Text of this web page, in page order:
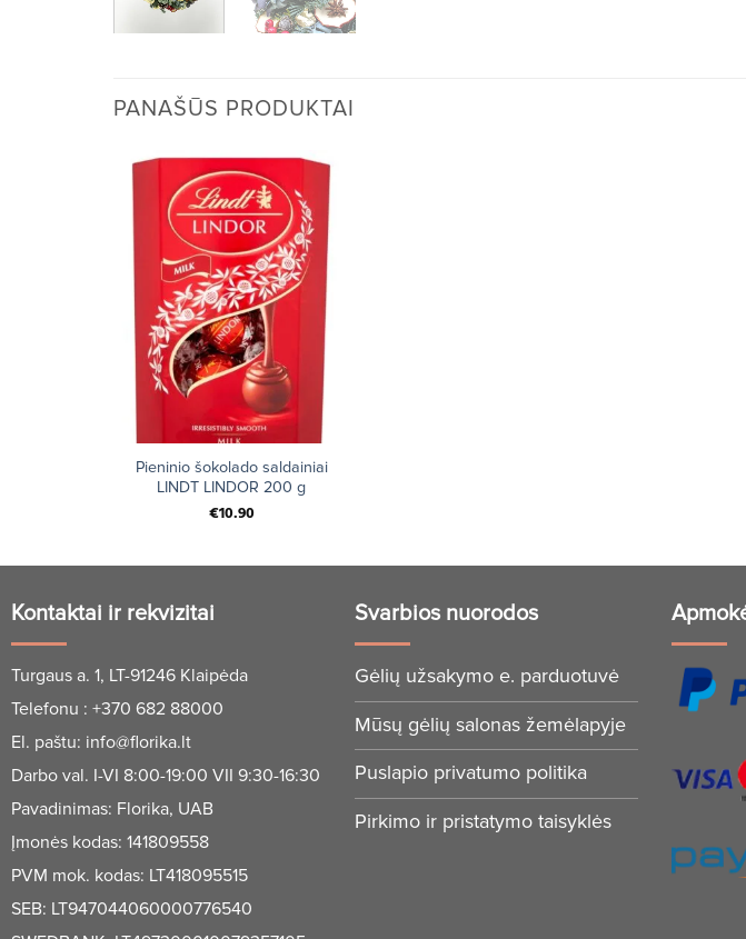
PANAŠŪS PRODUKTAI
+
Pieninio šokolado saldainiai
LINDT LINDOR 200 g
€10.90
Kontaktai ir rekvizitai
Turgaus a. 1, LT-91246 Klaipėda
Telefonu : +370 682 88000
El. paštu: info@florika.lt
Darbo val. I-VI 8:00-19:00 VII 9:30-16:30
Pavadinimas: Florika, UAB
Įmonės kodas: 141809558
PVM mok. kodas: LT418095515
SEB: LT947044060000776540
Svarbios nuorodos
Gėlių užsakymo e. parduotuvė
Mūsų gėlių salonas žemėlapyje
Puslapio privatumo politika
Pirkimo ir pristatymo taisyklės